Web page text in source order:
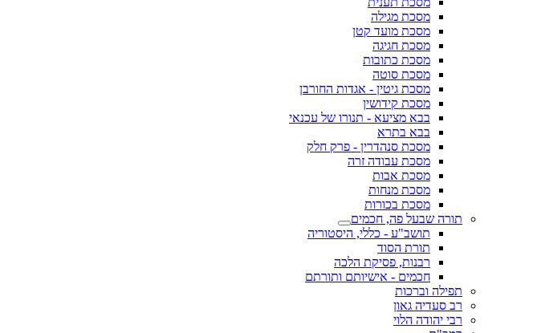
מסכת מגילה
מסכת מועד קטן
מסכת חגיגה
מסכת כתובות
מסכת סוטה
מסכת גיטין - אגדות החורבן
מסכת קידושין
בבא מציעא - תנורו של עכנאי
בבא בתרא
מסכת סנהדרין - פרק חלק
מסכת עבודה זרה
מסכת אבות
מסכת מנחות
מסכת בכורות
תורה שבעל פה, חכמים
תושב"ע - כללי, היסטוריה
תורת הסוד
רבנות, פסיקת הלכה
חכמים - אישיותם ותורתם
תפילה וברכות
רב סעדיה גאון
רבי יהודה הלוי